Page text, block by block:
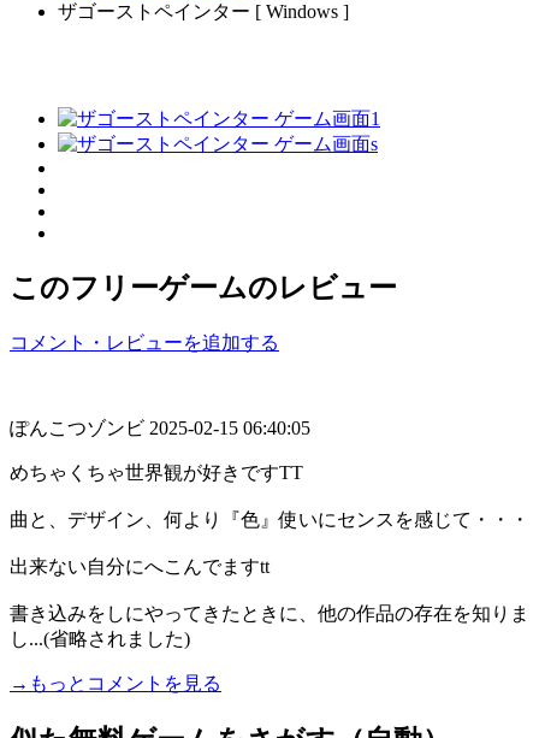
ザゴーストペインター [ Windows ]
このフリーゲームのレビュー
コメント・レビューを追加する
ぽんこつゾンビ 2025-02-15 06:40:05
めちゃくちゃ世界観が好きですTT
曲と、デザイン、何より『色』使いにセンスを感じて・・・
出来ない自分にへこんでますtt
書き込みをしにやってきたときに、他の作品の存在を知りま
し...(省略されました)
→もっとコメントを見る